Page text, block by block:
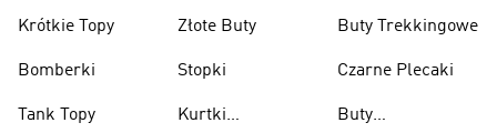
Krótkie Topy
Bomberki
Tank Topy
Złote Buty
Stopki
Kurtki
Buty Trekkingowe
Czarne Plecaki
Buty